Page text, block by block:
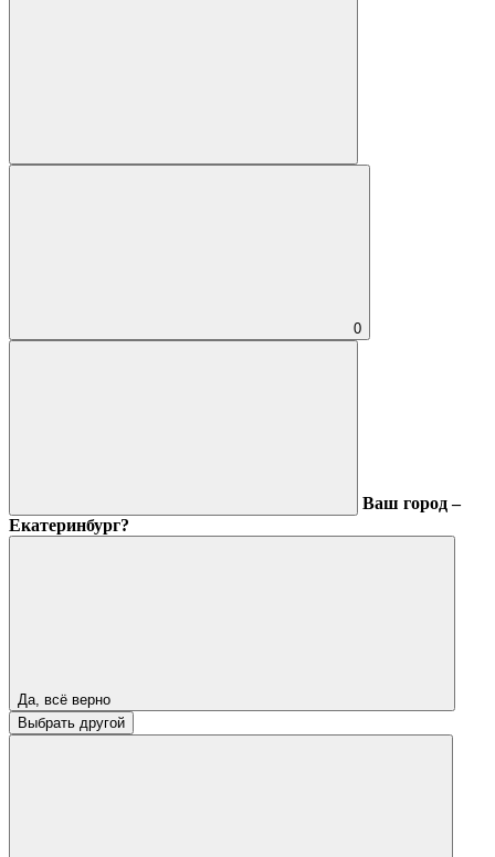
0
Ваш город –
Екатеринбург?
Да, всё верно
Выбрать другой